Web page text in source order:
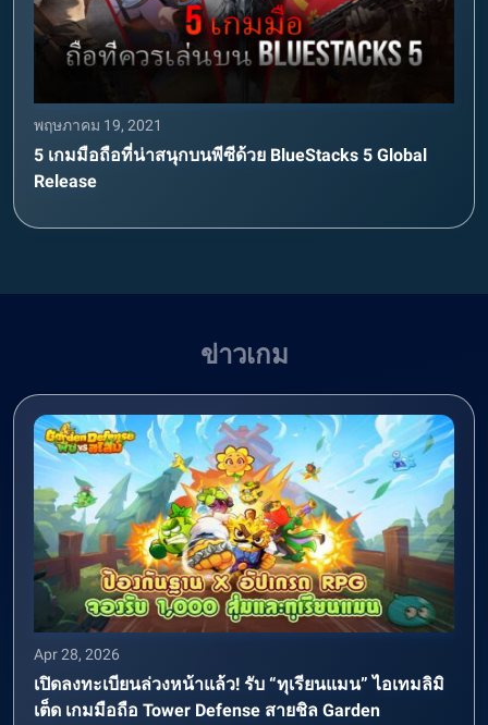
พฤษภาคม 19, 2021
5 เกมมือถือที่น่าสนุกบนพีซีด้วย BlueStacks 5 Global
Release
ข่าวเกม
Apr 28, 2026
เปิดลงทะเบียนล่วงหน้าแล้ว! รับ “ทุเรียนแมน” ไอเทมลิมิ
เต็ด เกมมือถือ Tower Defense สายชิล Garden